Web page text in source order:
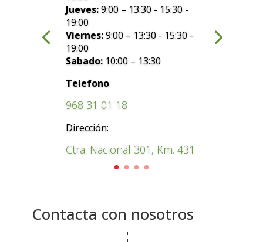
Jueves:9:00 – 13:30 - 15:30 -
19:00
Viernes:9:00 – 13:30 - 15:30 -
19:00
Sabado: 10:00 – 13:30
Telefono:
968 31 01 18
Dirección:
Ctra. Nacional 301, Km. 431
Contacta con nosotros